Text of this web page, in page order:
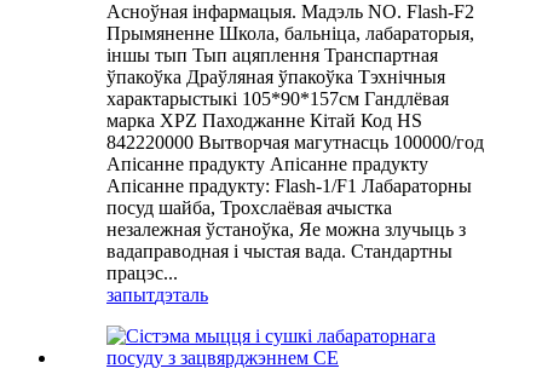
Асноўная інфармацыя. Мадэль NO. Flash-F2
Прымяненне Школа, бальніца, лабараторыя,
іншы тып Тып ацяплення Транспартная
ўпакоўка Драўляная ўпакоўка Тэхнічныя
характарыстыкі 105*90*157см Гандлёвая
марка XPZ Паходжанне Кітай Код HS
842220000 Вытворчая магутнасць 100000/год
Апісанне прадукту Апісанне прадукту
Апісанне прадукту: Flash-1/F1 Лабараторны
посуд шайба, Трохслаёвая ачыстка
незалежная ўстаноўка, Яе можна злучыць з
вадаправодная і чыстая вада. Стандартны
працэс...
запытдэталь